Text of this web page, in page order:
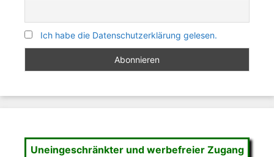
Ich habe die Datenschutzerklärung gelesen.
Uneingeschränkter und werbefreier Zugang